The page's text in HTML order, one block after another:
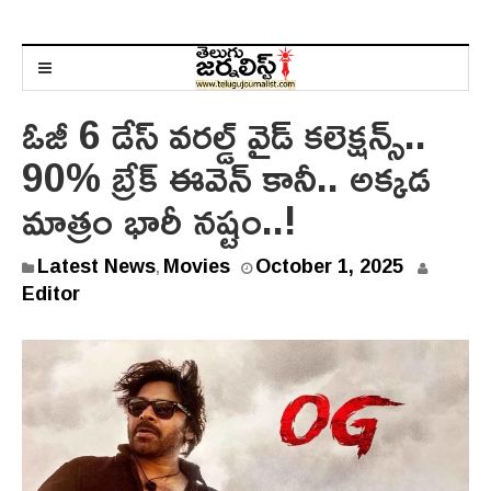
ఓజీ 6 డేస్ వరల్డ్ వైడ్ కలెక్షన్స్..
90% బ్రేక్ ఈవెన్ కానీ.. అక్కడ
మాత్రం భారీ నష్టం..!
Latest News, Movies October 1, 2025O
o
e
r
Editor